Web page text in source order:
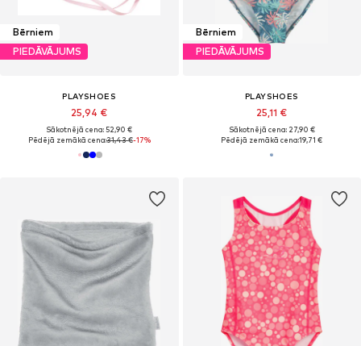
Bērniem
PIEDĀVĀJUMS
PLAYSHOES
25,94 €
Sākotnējā cena: 52,90 €
Pēdējā zemākā cena:31,43 €-17%
Bērniem
PIEDĀVĀJUMS
PLAYSHOES
25,11 €
Sākotnējā cena: 27,90 €
Pēdējā zemākā cena:19,71 €